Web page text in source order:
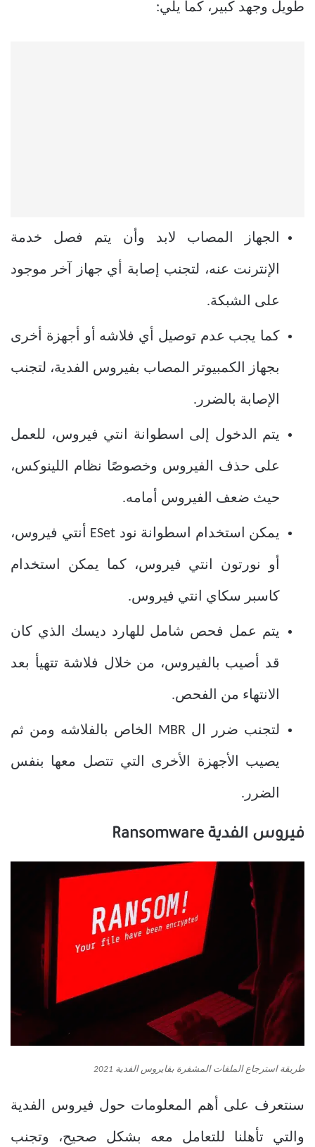
طويل وجهد كبير، كما يلي:
الجهاز المصاب لابد وأن يتم فصل خدمة
الإنترنت عنه، لتجنب إصابة أي جهاز آخر موجود
على الشبكة.
كما يجب عدم توصيل أي فلاشه أو أجهزة أخرى
بجهاز الكمبيوتر المصاب بفيروس الفدية، لتجنب
الإصابة بالضرر.
يتم الدخول إلى اسطوانة انتي فيروس، للعمل
على حذف الفيروس وخصوصًا نظام اللينوكس،
حيث ضعف الفيروس أمامه.
يمكن استخدام اسطوانة نود ESet أنتي فيروس،
أو نورتون انتي فيروس، كما يمكن استخدام
كاسبر سكاي انتي فيروس.
يتم عمل فحص شامل للهارد ديسك الذي كان
قد أصيب بالفيروس، من خلال فلاشة تتهيأ بعد
الانتهاء من الفحص.
لتجنب ضرر ال MBR الخاص بالفلاشه ومن ثم
يصيب الأجهزة الأخرى التي تتصل معها بنفس
الضرر.
فيروس الفدية Ransomware
طريقة استرجاع الملفات المشفرة بفايروس الفدية 2021
سنتعرف على أهم المعلومات حول فيروس الفدية
والتي تأهلنا للتعامل معه بشكل صحيح، وتجنب